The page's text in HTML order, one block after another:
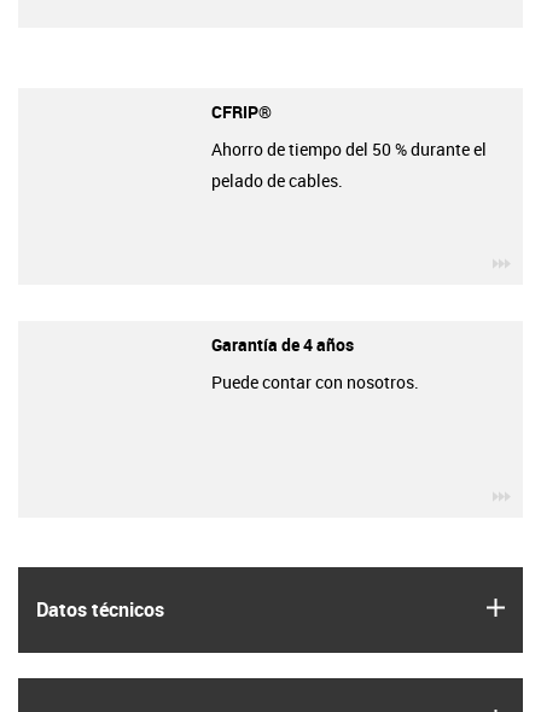
Datos técnicos
CFRIP®
Ahorro de tiempo del 50 % durante el
pelado de cables.
Garantía de 4 años
Puede contar con nosotros.